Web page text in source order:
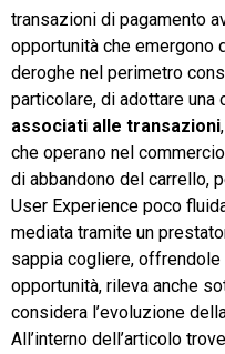
transazioni di pagamento
opportunità che emergono
deroghe nel perimetro
particolare, di adottare una
associati alle transazioni
che operano nel
di abbandono del carrello,
User Experience poco
mediata tramite un
sappia cogliere,
opportunità, rileva anche
considera l’evoluzione
All’interno dell’articolo